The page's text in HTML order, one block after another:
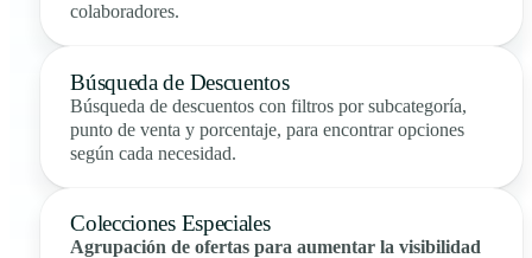
colaboradores.
Búsqueda de Descuentos
Búsqueda de descuentos con filtros por subcategoría,
punto de venta y porcentaje, para encontrar opciones
según cada necesidad.
Colecciones Especiales
Agrupación de ofertas para aumentar la visibilidad